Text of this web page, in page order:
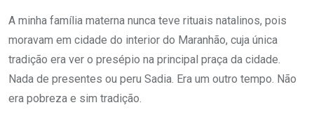
A minha família materna nunca teve rituais natalinos, pois
moravam em cidade do interior do Maranhão, cuja única
tradição era ver o presépio na principal praça da cidade.
Nada de presentes ou peru Sadia. Era um outro tempo. Não
era pobreza e sim tradição.